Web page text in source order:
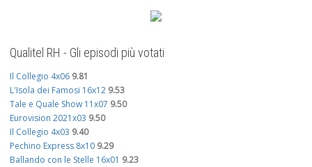
Qualitel RH - Gli episodi più votati
Il Collegio 4x06 9.81
L'Isola dei Famosi 16x12 9.53
Tale e Quale Show 11x07 9.50
Eurovision 2021x03 9.50
Il Collegio 4x03 9.40
Pechino Express 8x10 9.29
Ballando con le Stelle 16x01 9.23